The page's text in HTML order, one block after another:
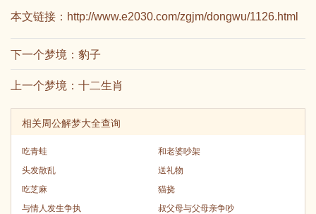
本文链接： http://www.e2030.com/zgjm/dongwu/1126.html
下一个梦境： 豹子
上一个梦境： 十二生肖
相关周公解梦大全查询
吃青蛙
和老婆吵架
头发散乱
送礼物
吃芝麻
猫挠
与情人发生争执
叔父母与父母亲争吵